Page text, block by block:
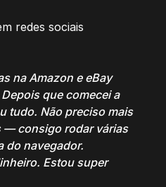
redes sociais
na Amazon e eBay
que comecei a
tudo. Não preciso mais
— consigo rodar várias
do navegador.
Estou super